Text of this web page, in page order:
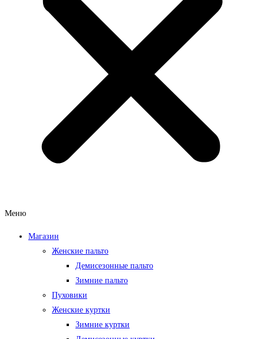
Меню
Магазин
Женские пальто
Демисезонные пальто
Зимние пальто
Пуховики
Женские куртки
Зимние куртки